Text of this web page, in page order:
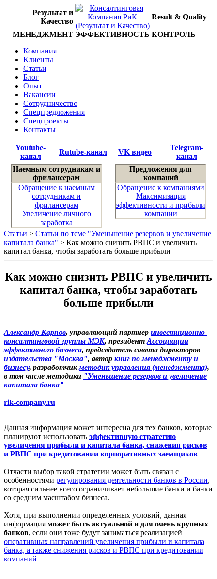
Результат и
Качество
Result & Quality
МЕНЕДЖМЕНТ ЭФФЕКТИВНОСТЬ КОНТРОЛЬ
Компания
Клиенты
Статьи
Блог
Опыт
Вакансии
Сотрудничество
Спецпредложения
Спецпроекты
Контакты
Youtube-
канал
Rutube-канал VK видео
Telegram-
канал
Наемным сотрудникам и
фрилансерам
Обращение к наемным
сотрудникам и
фрилансерам
Увеличение личного
заработка
Предложения для
компаний
Обращение к компаниями
Максимизация
эффективности и прибыли
компании
Статьи > Статьи по теме "Уменьшение резервов и увеличение
капитала банка" > Как можно снизить РВПС и увеличить
капитал банка, чтобы заработать больше прибыли
Как можно снизить РВПС и увеличить
капитал банка, чтобы заработать
больше прибыли
Александр Карпов, управляющий партнер инвестиционно-
консалтинговой группы МЭК, президент Ассоциации
эффективного бизнеса, председатель совета директоров
издательства "Москва", автор книг по менеджменту и
бизнесу, разработчикметодик управления (менеджмента),
в том числе методики "Уменьшение резервов и увеличение
капитала банка"
rik-company.ru
Данная информация может интересна для тех банков, которые
планируют использовать эффективную стратегию
увеличения прибыли и капитала банка, снижения рисков
и РВПС при кредитовании корпоративных заемщиков.
Отчасти выбор такой стратегии может быть связан с
особенностями регулирования деятельности банков в России,
которая сильнее всего ограничивает небольшие банки и банки
со средним масштабом бизнеса.
Хотя, при выполнении определенных условий, данная
информация может быть актуальной и для очень крупных
банков, если они тоже будут заниматься реализацией
оперативных направлений увеличения прибыли и капитала
банка, а также снижения рисков и РВПС при кредитовании
компаний.